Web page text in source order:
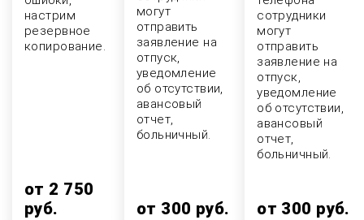
настрим
резервное
копирование.
от 2 750
руб.
могут
отправить
заявление на
отпуск,
уведомление
об отсутствии,
авансовый
отчет,
больничный.
от 300 руб.
сотрудники
могут
отправить
заявление на
отпуск,
уведомление
об отсутствии,
авансовый
отчет,
больничный.
от 300 руб.